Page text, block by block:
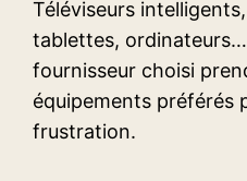
Téléviseurs
tablettes,
fournisseur choisi
équipements préférés
frustration.